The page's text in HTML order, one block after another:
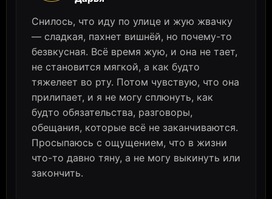
Снилось, что иду по улице и жую жвачку
— сладкая, пахнет вишнёй, но почему-то
безвкусная. Всё время жую, и она не тает,
не становится мягкой, а как будто
тяжелеет во рту. Потом чувствую, что она
прилипает, и я не могу сплюнуть, как
будто обязательства, разговоры,
обещания, которые всё не заканчиваются.
Просыпаюсь с ощущением, что в жизни
что-то давно тяну, а не могу выкинуть или
закончить.